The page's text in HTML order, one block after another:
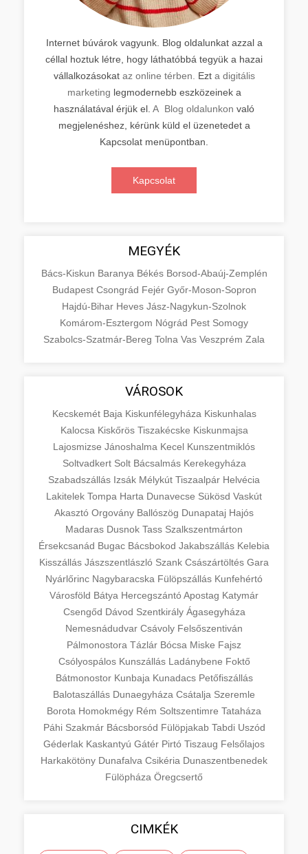
Internet búvárok vagyunk. Blog oldalunkat azzal a
céllal hoztuk létre, hogy láthatóbbá tegyük a hazai
vállalkozásokat az online térben. Ezt a digitális
marketing legmodernebb eszközeinek a
használatával érjük el. A Blog oldalunkon való
megjelenéshez, kérünk küld el üzenetedet a
Kapcsolat menüpontban.
Kapcsolat
MEGYÉK
Bács-Kiskun Baranya Békés Borsod-Abaúj-Zemplén
Budapest Csongrád Fejér Győr-Moson-Sopron
Hajdú-Bihar Heves Jász-Nagykun-Szolnok
Komárom-Esztergom Nógrád Pest Somogy
Szabolcs-Szatmár-Bereg Tolna Vas Veszprém Zala
VÁROSOK
Kecskemét Baja Kiskunfélegyháza Kiskunhalas
Kalocsa Kiskőrös Tiszakécske Kiskunmajsa
Lajosmizse Jánoshalma Kecel Kunszentmiklós
Soltvadkert Solt Bácsalmás Kerekegyháza
Szabadszállás Izsák Mélykút Tiszaalpár Helvécia
Lakitelek Tompa Harta Dunavecse Sükösd Vaskút
Akasztó Orgovány Ballószög Dunapataj Hajós
Madaras Dusnok Tass Szalkszentmárton
Érsekcsanád Bugac Bácsbokod Jakabszállás Kelebia
Kisszállás Jászszentlászló Szank Császártöltés Gara
Nyárlőrinc Nagybaracska Fülöpszállás Kunfehértó
Városföld Bátya HercegszántóApostag Katymár
Csengőd Dávod Szentkirály Ágasegyháza
Nemesnádudvar Csávoly Felsőszentiván
Pálmonostora Tázlár Bócsa Miske Fajsz
Csólyospálos Kunszállás Ladánybene Foktő
Bátmonostor Kunbaja Kunadacs Petőfiszállás
Balotaszállás Dunaegyháza Csátalja Szeremle
Borota Homokmégy Rém Soltszentimre Tataháza
Páhi Szakmár Bácsborsód Fülöpjakab Tabdi Uszód
Géderlak Kaskantyú Gátér Pirtó Tiszaug Felsőlajos
Harkakötöny Dunafalva Csikéria Dunaszentbenedek
Fülöpháza Öregcsertő
CIMKÉK